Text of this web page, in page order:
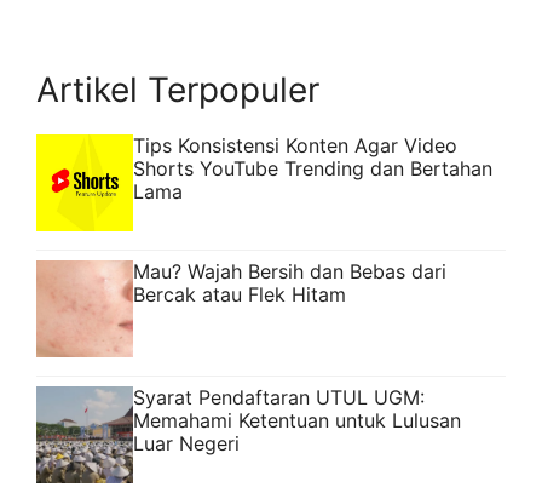
Artikel Terpopuler
Tips Konsistensi Konten Agar Video
Shorts YouTube Trending dan Bertahan
Lama
Mau? Wajah Bersih dan Bebas dari
Bercak atau Flek Hitam
Syarat Pendaftaran UTUL UGM:
Memahami Ketentuan untuk Lulusan
Luar Negeri